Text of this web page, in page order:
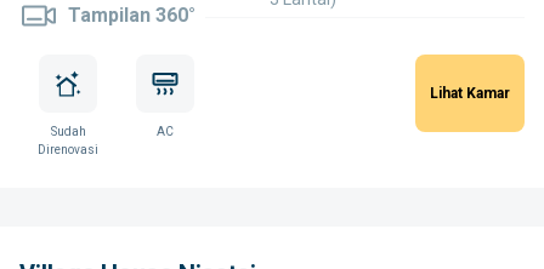
Tampilan 360°
Sudah
Direnovasi
AC
Lihat Kamar